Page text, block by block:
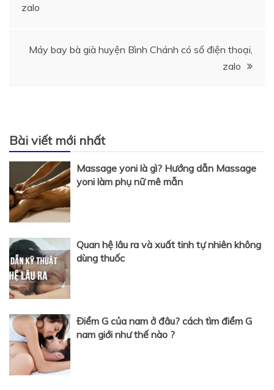
hướng
bài
zalo
Máy bay bà già huyện Bình Chánh có số điện thoại,
zalo
Bài viết mới nhất
Massage yoni là gì? Hướng dẫn Massage
yoni làm phụ nữ mê mẫn
Quan hệ lâu ra và xuất tinh tự nhiên không
dùng thuốc
Điểm G của nam ở đâu? cách tìm điểm G
nam giới như thế nào ?